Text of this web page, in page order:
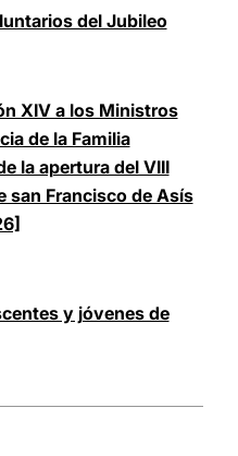
del Jubileo
XIV a los Ministros
de la Familia
la apertura del VIII
san Francisco de Asís
y jóvenes de